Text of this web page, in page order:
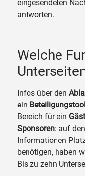
eingesendeten
antworten.
Welche
Infos über den
ein Beteiligungstool
Bereich für ein
Sponsoren: auf
Informationen
benötigen, haben
Bis zu zehn